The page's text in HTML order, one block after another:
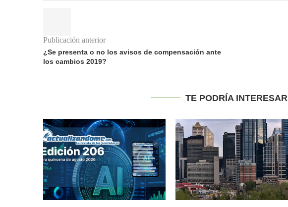
Publicación anterior
¿Se presenta o no los avisos de compensación ante
los cambios 2019?
TE PODRÍA INTERESAR